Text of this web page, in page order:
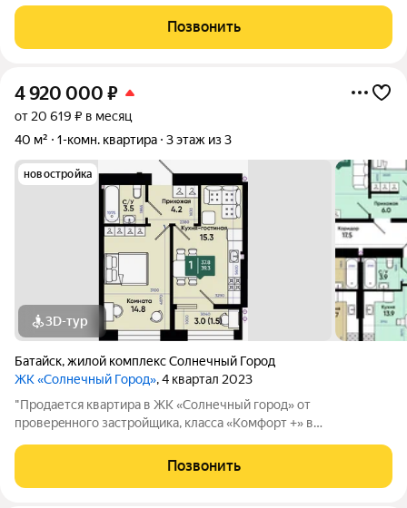
продуктовый рынок, остановка общественного транспорта.
Этажность домов: 9 этажей Срок сдачи
Позвонить
4 920 000 ₽
от 20 619 ₽ в месяц
40 м²
1-комн. квартира 3 этаж из 3
новостройка
3D-тур
Батайск,жилой комплекс Солнечный Город
ЖК «Солнечный Город», 4 квартал 2023
"Продается квартира в ЖК «Солнечный город» от
пpoвеpeннoго зaстрoйщикa, класса «Комфорт +» в
комплекс расположен неподалёку от водоёма, и имеет
благоустроенную набережную. Дорога от комплекса до
Позвонить